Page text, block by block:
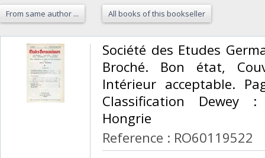
From same author ... All books of this bookseller
‎Société des Etudes
Broché. Bon état,
Intérieur acceptable.
Classification Dewey :
Hongrie‎
Reference : RO60119522